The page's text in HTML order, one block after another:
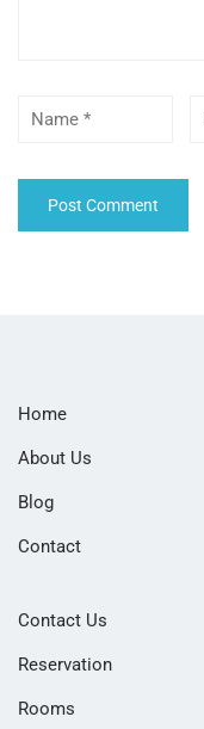
Home
About Us
Blog
Contact
Contact Us
Reservation
Rooms